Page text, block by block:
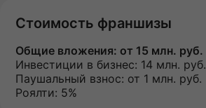
Стоимость франшизы
Общие вложения: от 15 млн. руб.
Инвестиции в бизнес: 14 млн. руб.
Паушальный взнос: от 1 млн. руб.
Роялти: 5%